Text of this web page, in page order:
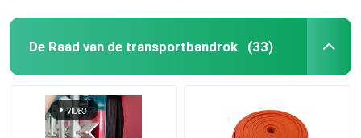
De Raad van de transportbandrok (33)